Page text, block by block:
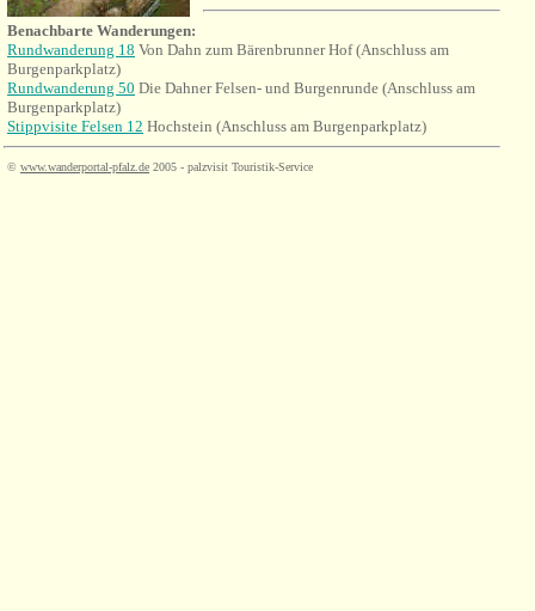
Benachbarte Wanderungen:
Rundwanderung 18 Von Dahn zum Bärenbrunner Hof(Anschluss am
Burgenparkplatz)
Rundwanderung 50 Die Dahner Felsen- und Burgenrunde (Anschluss am
Burgenparkplatz)
Stippvisite Felsen 12 Hochstein (Anschluss am Burgenparkplatz)
© www.wanderportal-pfalz.de 2005 - palzvisit Touristik-Service